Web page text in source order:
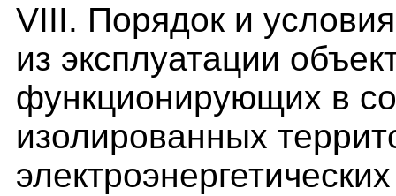
VIII. Порядок и
из эксплуатации
функционирующих в
изолированных